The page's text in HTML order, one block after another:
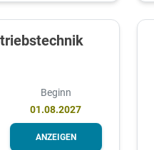
Beginn
01.08.2027
ANZEIGEN